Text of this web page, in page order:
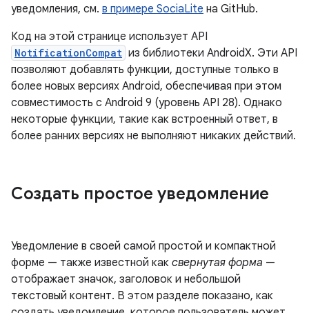
уведомления, см. в примере SociaLite на GitHub.
Код на этой странице использует API
NotificationCompat из библиотеки AndroidX. Эти API
позволяют добавлять функции, доступные только в
более новых версиях Android, обеспечивая при этом
совместимость с Android 9 (уровень API 28). Однако
некоторые функции, такие как встроенный ответ, в
более ранних версиях не выполняют никаких действий.
Создать простое уведомление
Уведомление в своей самой простой и компактной
форме — также известной как свернутая форма —
отображает значок, заголовок и небольшой
текстовый контент. В этом разделе показано, как